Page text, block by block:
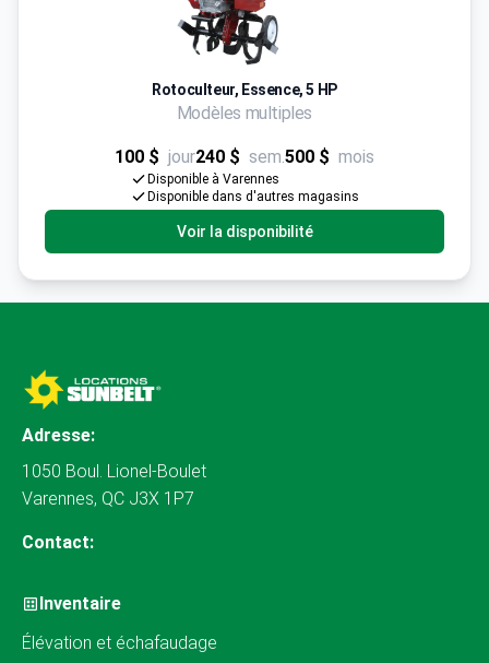
Rotoculteur, Essence, 5 HP
Modèles multiples
100 $ jour240 $ sem.500 $ mois
Disponible à Varennes
Disponible dans d'autres magasins
Voir la disponibilité
Adresse:
1050 Boul. Lionel-Boulet
Varennes, QC J3X 1P7
Contact:
Inventaire
Élévation et échafaudage